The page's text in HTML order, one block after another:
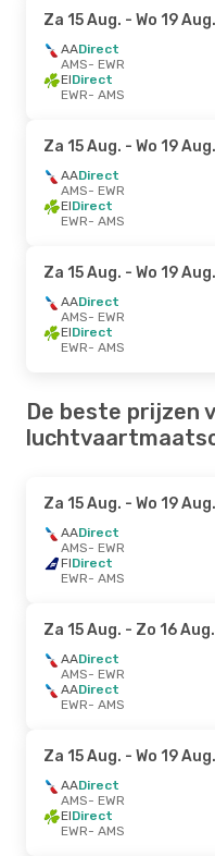
Za 15 Aug. - Wo 19 Aug.
AADirect
AMS- EWR
EIDirect
EWR- AMS
Za 15 Aug. - Wo 19 Aug.
AADirect
AMS- EWR
EIDirect
EWR- AMS
Za 15 Aug. - Wo 19 Aug.
AADirect
AMS- EWR
EIDirect
EWR- AMS
De beste prijzen
Za 15 Aug. - Wo 19 Aug.
AADirect
AMS- EWR
FIDirect
EWR- AMS
Za 15 Aug. - Zo 16 Aug.
AADirect
AMS- EWR
AADirect
EWR- AMS
Za 15 Aug. - Wo 19 Aug.
AADirect
AMS- EWR
EIDirect
EWR- AMS